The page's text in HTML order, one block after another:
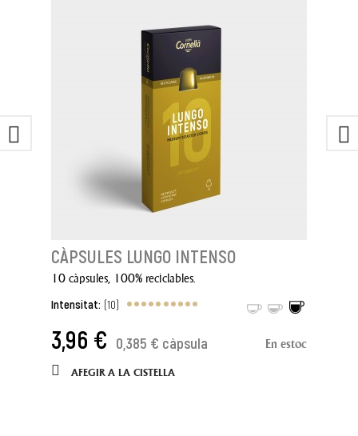
CÀPSULES LUNGO INTENSO
10 càpsules, 100% reciclables.
Intensitat: (10)
3,96 € 0,385 € càpsula En estoc
AFEGIR A LA CISTELLA